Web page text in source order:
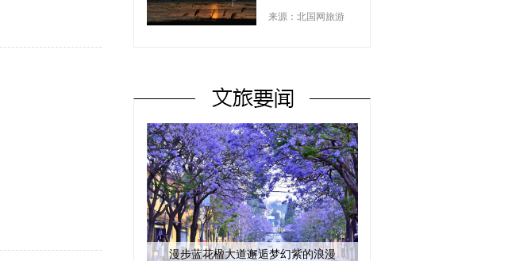
来源：北国网旅游
漫步蓝花楹大道邂逅梦幻紫的浪漫